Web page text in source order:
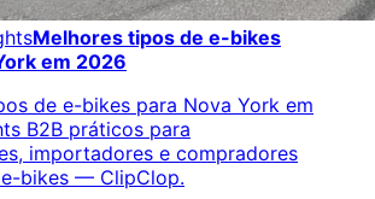
Melhores tipos de e-bikes
em 2026
de e-bikes para Nova York em
B2B práticos para
importadores e compradores
bikes — ClipClop.